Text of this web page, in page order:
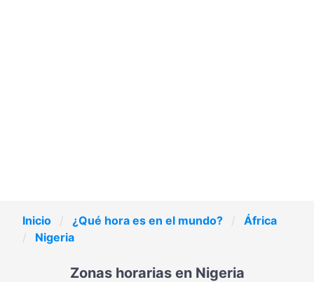
Inicio ¿Qué hora es en el mundo?
África
Nigeria
Zonas horarias en Nigeria